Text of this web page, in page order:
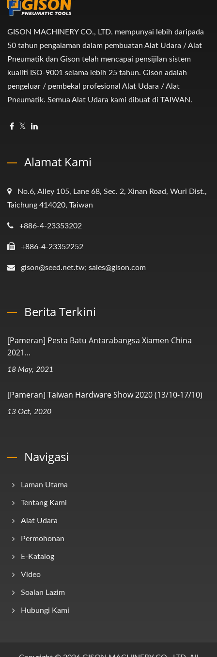
GISON MACHINERY CO., LTD. mempunyai lebih daripada
50 tahun pengalaman dalam pembuatan Alat Udara / Alat
Pneumatik dan Gison telah mencapai pensijilan sistem
kualiti ISO-9001 selama lebih 25 tahun. Gison adalah
pengeluar / pembekal profesional Alat Udara / Alat
Pneumatik. Semua Alat Udara kami dibuat di TAIWAN.
Alamat Kami
No.6, Alley 105, Lane 68, Sec. 2, Xinan Road, Wuri Dist.,
Taichung 414020, Taiwan
+886-4-23353202
+886-4-23352252
gison@seed.net.tw; sales@gison.com
Berita Terkini
[Pameran] Pesta Batu Antarabangsa Xiamen China
2021...
18 May, 2021
[Pameran] Taiwan Hardware Show 2020 (13/10-17/10)
13 Oct, 2020
Navigasi
Laman Utama
Tentang Kami
Alat Udara
Permohonan
E-Katalog
Video
Soalan Lazim
Hubungi Kami